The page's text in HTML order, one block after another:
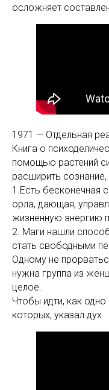
осложняет
1971 — Отдельная
Книга о
помощью растений
расширить
1.Есть бесконечная
орла, дающая,
жизненную энергию
2. Маги нашли
стать свободными
Одному не
нужна группа из
целое.
Чтобы идти, как
которых, указал дух